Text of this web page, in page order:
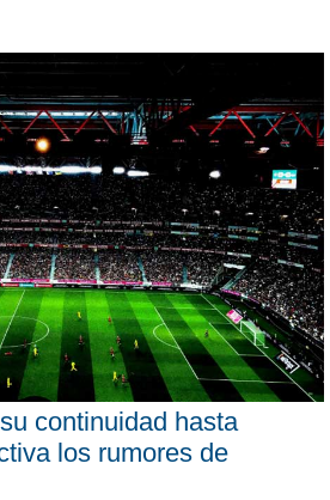
continuidad hasta
los rumores de